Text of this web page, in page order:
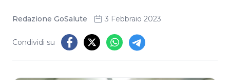
Redazione GoSalute 3 Febbraio 2023
Condividi su